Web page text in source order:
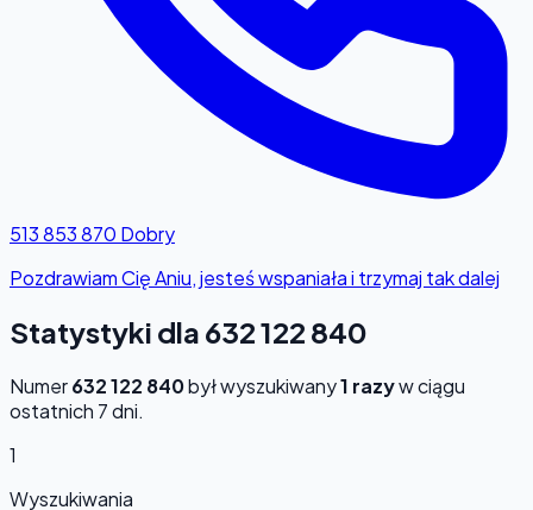
513 853 870 Dobry
Pozdrawiam Cię Aniu, jesteś wspaniała i trzymaj tak dalej
Statystyki dla 632 122 840
Numer632 122 840był wyszukiwany1 razyw ciągu
ostatnich 7 dni.
1
Wyszukiwania